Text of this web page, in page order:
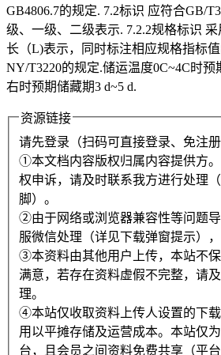
GB4806.7的规定. 7.2标识 应符合GB/
级、一级、二级表示. 7.2.2规格标识 采
长（L)表示，同时标注相应规格指标
NY/T3220的规定.储运温度0C~4C时预
右时预期储藏期3 d~5 d.
资源链接
请先登录（扫码可直接登录、免注册
①本文档内容版权归属内容提供方
权申诉，请及时联系我方进行处理
脚）。
②由于网络或浏览器兼容性等问题
服微信处理（详见下载弹窗提示），
③本资料由其他用户上传，本站不
满意，若存在资料虚假不完整，请
理。
④本站仅收取资料上传人设置的下载
用以平摊存储及运营成本。本站仅
台，且会员之间资料免费共享（平